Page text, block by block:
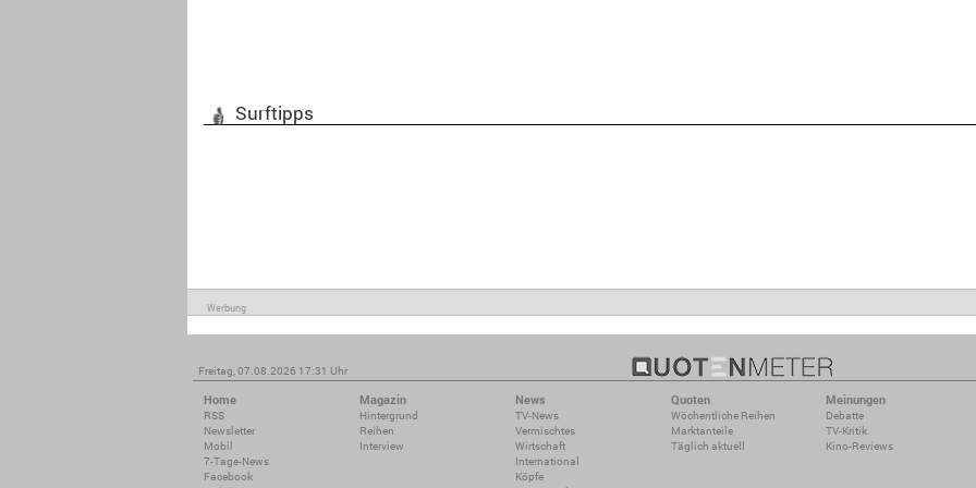
Surftipps
Werbung
Freitag, 07.08.2026 17:31 Uhr
Home
RSS
Newsletter
Mobil
7-Tage-News
Facebook
Magazin
Hintergrund
Reihen
Interview
News
TV-News
Vermischtes
Wirtschaft
International
Köpfe
Quoten
Wöchentliche Reihen
Marktanteile
Täglich aktuell
Meinungen
Debatte
TV-Kritik
Kino-Reviews